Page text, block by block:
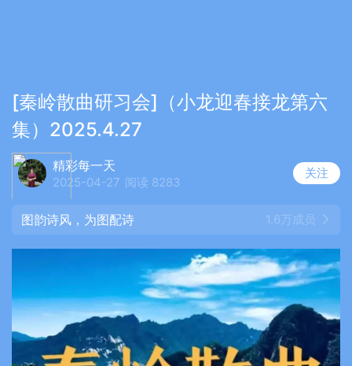
[秦岭散曲研习会]（小龙迎春接龙第六
集）2025.4.27
精彩每一天
2025-04-27 阅读 8283
关注
图韵诗风，为图配诗 1.6万成员